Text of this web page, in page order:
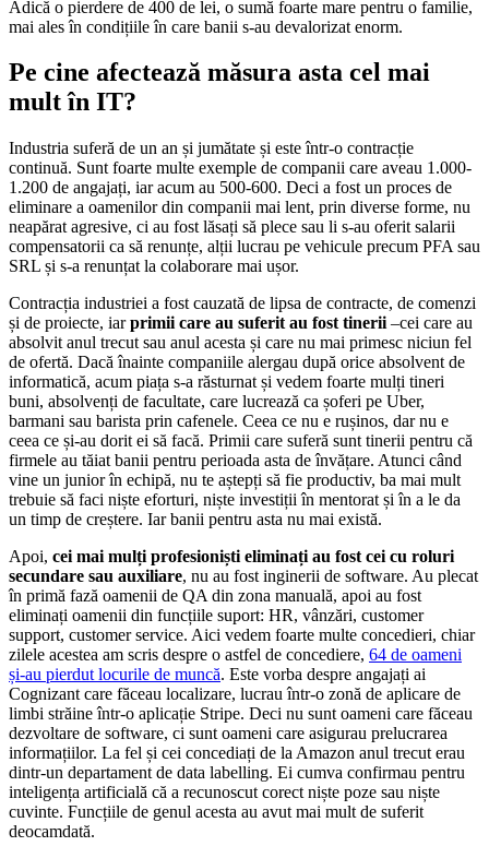
Adică o pierdere de 400 de lei, o sumă foarte mare pentru o familie,
mai ales în condițiile în care banii s-au devalorizat enorm.
Pe cine afectează măsura asta cel mai
mult în IT?
Industria suferă de un an și jumătate și este într-o contracție
continuă. Sunt foarte multe exemple de companii care aveau 1.000-
1.200 de angajați, iar acum au 500-600. Deci a fost un proces de
eliminare a oamenilor din companii mai lent, prin diverse forme, nu
neapărat agresive, ci au fost lăsați să plece sau li s-au oferit salarii
compensatorii ca să renunțe, alții lucrau pe vehicule precum PFA sau
SRL și s-a renunțat la colaborare mai ușor.
Contracția industriei a fost cauzată de lipsa de contracte, de comenzi
și de proiecte, iarprimii care au suferit au fost tinerii –cei care au
absolvit anul trecut sau anul acesta și care nu mai primesc niciun fel
de ofertă. Dacă înainte companiile alergau după orice absolvent de
informatică, acum piața s-a răsturnat și vedem foarte mulți tineri
buni, absolvenți de facultate, care lucrează ca șoferi pe Uber,
barmani sau barista prin cafenele. Ceea ce nu e rușinos, dar nu e
ceea ce și-au dorit ei să facă. Primii care suferă sunt tinerii pentru că
firmele au tăiat banii pentru perioada asta de învățare. Atunci când
vine un junior în echipă, nu te aștepți să fie productiv, ba mai mult
trebuie să faci niște eforturi, niște investiții în mentorat și în a le da
un timp de creștere. Iar banii pentru asta nu mai există.
Apoi, cei mai mulți profesioniști eliminați au fost cei cu roluri
secundare sau auxiliare, nu au fost inginerii de software. Au plecat
în primă fază oamenii de QA din zona manuală, apoi au fost
eliminați oamenii din funcțiile suport: HR, vânzări, customer
support, customer service. Aici vedem foarte multe concedieri, chiar
zilele acestea am scris despre o astfel de concediere, 64 de oameni
și-au pierdut locurile de muncă. Este vorba despre angajați ai
Cognizant care făceau localizare, lucrau într-o zonă de aplicare de
limbi străine într-o aplicație Stripe. Deci nu sunt oameni care făceau
dezvoltare de software, ci sunt oameni care asigurau prelucrarea
informațiilor. La fel și cei concediați de la Amazon anul trecut erau
dintr-un departament de data labelling. Ei cumva confirmau pentru
inteligența artificială că a recunoscut corect niște poze sau niște
cuvinte. Funcțiile de genul acesta au avut mai mult de suferit
deocamdată.